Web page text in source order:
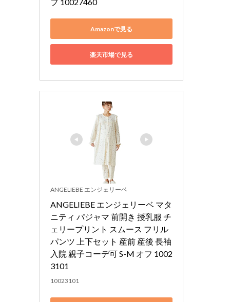
Amazonで見る
楽天市場で見る
ANGELIEBE エンジェリーベ
ANGELIEBE エンジェリーベ マタ
ニティ パジャマ 前開き 授乳服 チ
ェリープリント スムース フリル
パンツ 上下セット 産前 産後 長袖
入院 親子コーデ可 S-M オフ 1002
3101
10023101